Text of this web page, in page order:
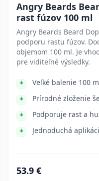
Angry Beards
rast fúzov 100 ml
Angry Beards Beard
podporu rastu fúzov.
objemom 100 ml. Je
pre viditeľné výsledky.
Veľké balenie 100
Prírodné zloženie
Podporuje rast a
Jednoduchá
53.9 €